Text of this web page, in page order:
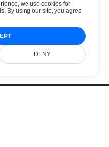
we use cookies for
By using our site, you agree
DENY